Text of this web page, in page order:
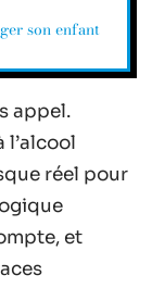
son enfant
appel.
l’alcool
réel pour
et